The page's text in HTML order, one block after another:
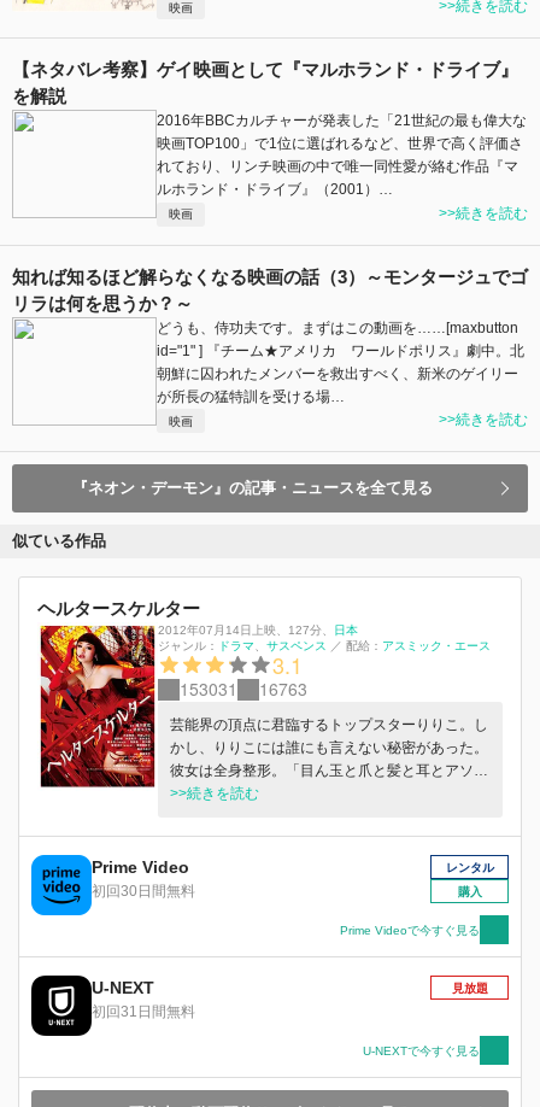
映画 >>続きを読む
【ネタバレ考察】ゲイ映画として『マルホランド・ドライブ』
を解説
2016年BBCカルチャーが発表した「21世紀の最も偉大な
映画TOP100」で1位に選ばれるなど、世界で高く評価さ
れており、リンチ映画の中で唯一同性愛が絡む作品『マ
ルホランド・ドライブ』（2001）…
映画 >>続きを読む
知れば知るほど解らなくなる映画の話（3）～モンタージュでゴ
リラは何を思うか？～
どうも、侍功夫です。まずはこの動画を……[maxbutton
id="1" ] 『チーム★アメリカ ワールドポリス』劇中。北
朝鮮に囚われたメンバーを救出すべく、新米のゲイリー
が所長の猛特訓を受ける場…
映画 >>続きを読む
『ネオン・デーモン』の記事・ニュースを全て見る
似ている作品
ヘルタースケルター
2012年07月14日上映 127分
日本
ジャンル：
ドラマ サスペンス ／ 配給： アスミック・エース
3.1
153031 16763
芸能界の頂点に君臨するトップスターりりこ。し
かし、りりこには誰にも言えない秘密があった。
彼女は全身整形。「目ん玉と爪と髪と耳とアソ
コ」以外は全部つくりもの。 整形手術の後遺症
された犯罪を追う者たちの影がちらつく。さらに
は、結婚を狙っていた御曹司が別の女と婚約。生
まれついての美しさでりりこの座を脅かす後輩モ
デルの登場。究極の美の崩壊と、頂点から転落す
る恐怖に追い詰められ、現実と悪夢の狭間をさま
ようりりこ。 疾走の果てに、世の中を騒然とさ
>>続きを読む
Prime Video
初回30日間無料
レンタル
購入
Prime Videoで今すぐ見る
U-NEXT
初回31日間無料
見放題
U-NEXTで今すぐ見る